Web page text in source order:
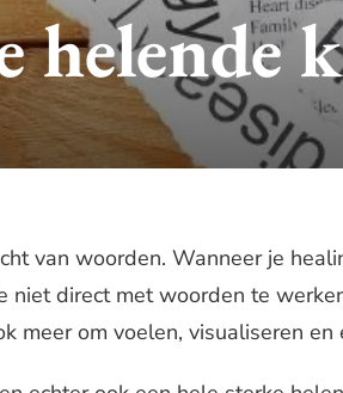
helende
van woorden. Wanneer je
niet direct met woorden te
meer om voelen, visualiseren